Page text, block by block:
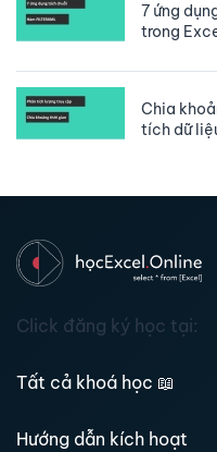
7 ứng
trong
Chia
tích dữ
Click đăng ký học tại:
Tất cả khoá học 📖
Hướng dẫn kích hoạt